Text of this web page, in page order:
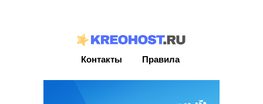
Контакты Правила